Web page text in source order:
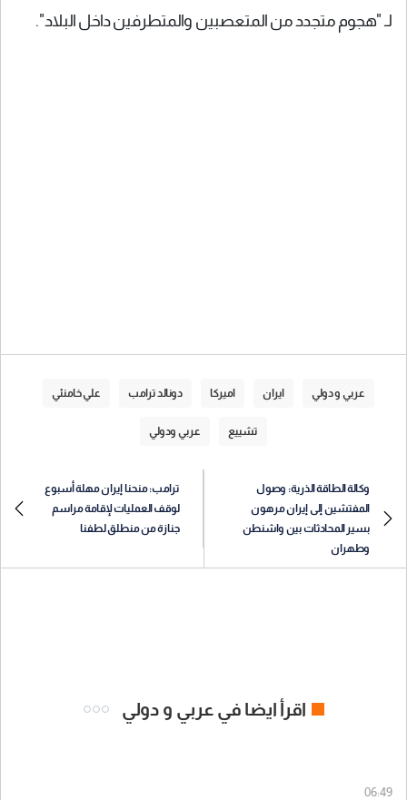
لـ "هجوم متجدد من المتعصبين والمتطرفين داخل البلاد".
عربي و دولي ايران اميركا دونالد ترامب علي خامنئي
تشييع عربي ودولي
وكالة الطاقة الذرية: وصول
المفتشين إلى إيران مرهون
بسير المحادثات بين واشنطن
وطهران
ترامب: منحنا إيران مهلة أسبوع
لوقف العمليات لإقامة مراسم
جنازة من منطلق لطفنا
اقرأ ايضا في عربي و دولي
06:49